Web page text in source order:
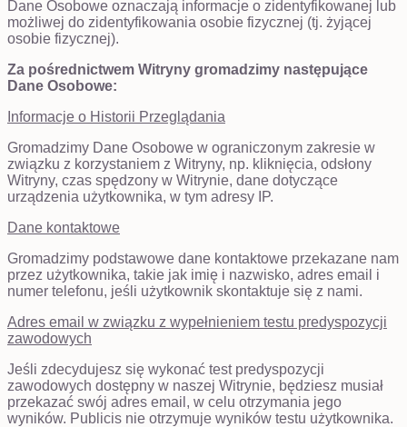
Dane Osobowe oznaczają informacje o zidentyfikowanej lub
możliwej do zidentyfikowania osobie fizycznej (tj. żyjącej
osobie fizycznej).
Za pośrednictwem Witryny gromadzimy następujące
Dane Osobowe:
Informacje o Historii Przeglądania
Gromadzimy Dane Osobowe w ograniczonym zakresie w
związku z korzystaniem z Witryny, np. kliknięcia, odsłony
Witryny, czas spędzony w Witrynie, dane dotyczące
urządzenia użytkownika, w tym adresy IP.
Dane kontaktowe
Gromadzimy podstawowe dane kontaktowe przekazane nam
przez użytkownika, takie jak imię i nazwisko, adres email i
numer telefonu, jeśli użytkownik skontaktuje się z nami.
Adres email w związku z wypełnieniem testu predyspozycji
zawodowych
Jeśli zdecydujesz się wykonać test predyspozycji
zawodowych dostępny w naszej Witrynie, będziesz musiał
przekazać swój adres email, w celu otrzymania jego
wyników. Publicis nie otrzymuje wyników testu użytkownika.